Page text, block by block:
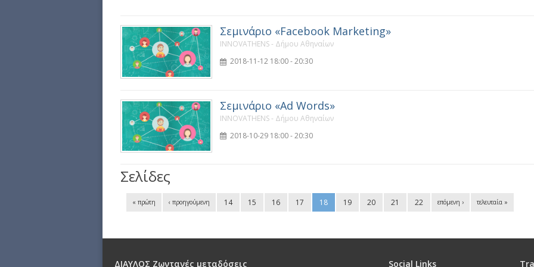
Σεμινάριο «Facebook Marketing»
INNOVATHENS - Δήμου Αθηναίων
2018-11-12 18:00 - 20:30
Σεμινάριο «Ad Words»
INNOVATHENS - Δήμου Αθηναίων
2018-10-29 18:00 - 20:30
Σελίδες
« πρώτη ‹ προηγούμενη 14 15 16 17 18 19 20 21 22 επόμενη › τελευταία »
ΔΙΑΥΛΟΣ Ζωντανές μεταδόσεις Social Links